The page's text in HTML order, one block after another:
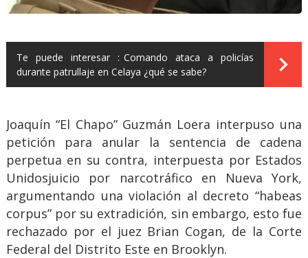
Te puede interesar : Comando ataca a policías
durante patrullaje en Celaya ¿qué se sabe?
Joaquín “El Chapo” Guzmán Loera interpuso una
petición para anular la sentencia de cadena
perpetua en su contra, interpuesta por Estados
Unidosjuicio por narcotráfico en Nueva York,
argumentando una violación al decreto “habeas
corpus” por su extradición, sin embargo, esto fue
rechazado por el juez Brian Cogan, de la Corte
Federal del Distrito Este en Brooklyn.